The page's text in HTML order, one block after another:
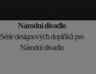
Národní divadlo
Série designových doplňků pro
Národní divadlo